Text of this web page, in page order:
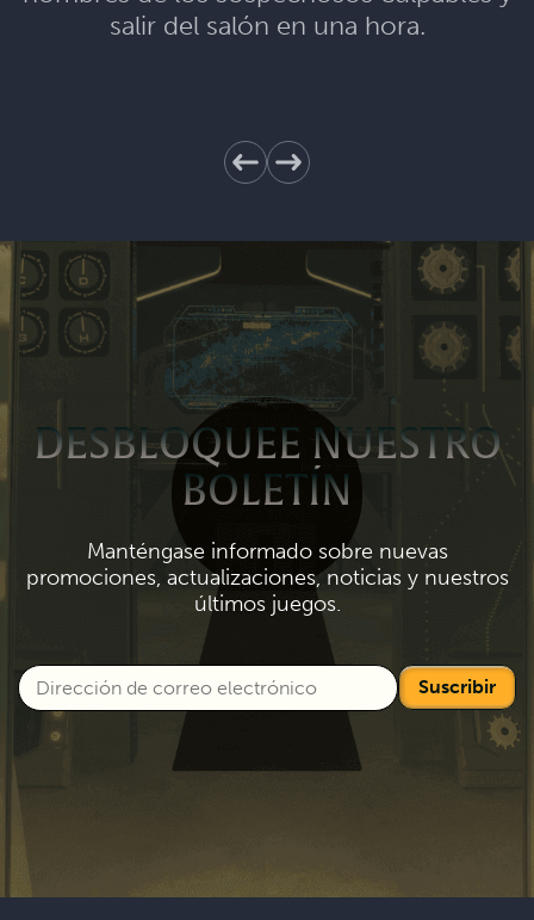
salir del salón en una hora.
DESBLOQUEE NUESTRO
BOLETÍN
Manténgase informado sobre nuevas
promociones, actualizaciones, noticias y nuestros
últimos juegos.
Suscribir